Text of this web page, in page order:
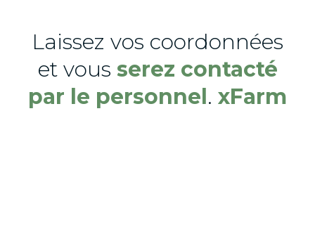
Laissez vos coordonnées
et vous serez contacté
par le personnel. xFarm